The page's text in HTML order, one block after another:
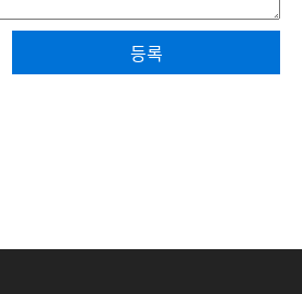
등록